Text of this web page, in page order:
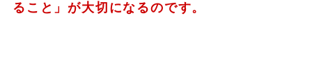
ること」が大切になるのです。